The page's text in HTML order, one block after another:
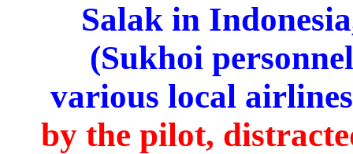
Salak in
(Sukhoi
various local
by the pilot,